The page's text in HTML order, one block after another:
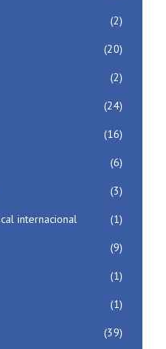
(2)
(20)
(2)
(24)
(16)
(6)
(3)
internacional
(1)
(9)
(1)
(1)
(39)